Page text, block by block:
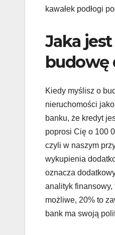
kawałek podłogi
Jaka
budowę
Kiedy myślisz o
nieruchomości
banku, że kredyt
poprosi Cię o 100
czyli w naszym
wykupienia
oznacza
analityk finansowy,
możliwe, 20% to
bank ma swoją